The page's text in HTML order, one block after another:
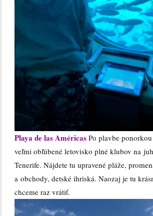
Playa de las AméricasPo plavbe
veľmi obľúbené letovisko plné klubov na
Tenerife. Nájdete tu upravené pláže,
a obchody, detské ihriská. Naozaj je tu
chceme raz vrátiť.